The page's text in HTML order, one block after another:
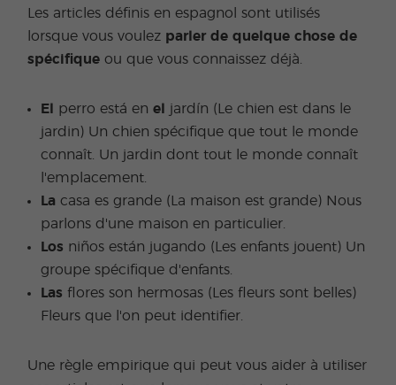
Les articles définis en espagnol sont utilisés
lorsque vous voulez parler de quelque chose de
spécifique ou que vous connaissez déjà.
El perro está enel
jardín (Le chien est dans le
jardin) Un chien spécifique que tout le monde
connaît. Un jardin dont tout le monde connaît
l'emplacement.
La casa es grande (La maison est grande) Nous
parlons d'une maison en particulier.
Los niños están jugando (Les enfants jouent) Un
groupe spécifique d'enfants.
Las flores son hermosas (Les fleurs sont belles)
Fleurs que l'on peut identifier.
Une règle empirique qui peut vous aider à utiliser